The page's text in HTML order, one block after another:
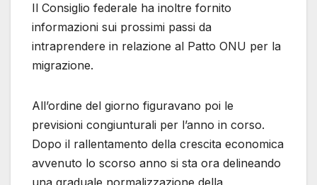
Il Consiglio federale ha inoltre fornito
informazioni sui prossimi passi da
intraprendere in relazione al Patto ONU per la
migrazione.
All’ordine del giorno figuravano poi le
previsioni congiunturali per l’anno in corso.
Dopo il rallentamento della crescita economica
avvenuto lo scorso anno si sta ora delineando